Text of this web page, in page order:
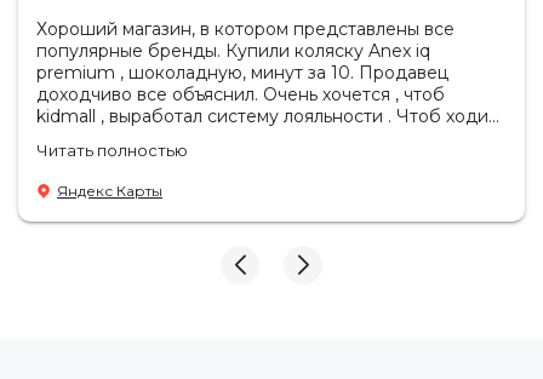
Хороший магазин, в котором представлены все
популярные бренды. Купили коляску Anex iq
premium , шоколадную, минут за 10. Продавец
доходчиво все объяснил. Очень хочется , чтоб
kidmall , выработал систему лояльности . Чтоб ходить
Читать полностью
Яндекс Карты